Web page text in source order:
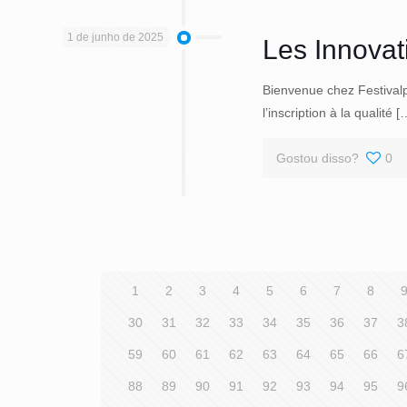
1 de junho de 2025 Les
Bienvenue chez
l’inscription à la qualité
Gostou disso? 0
1 2 3 4 5 6 7 8 9
30 31 32 33 34 35 36 37
59 60 61 62 63 64 65 66
88 89 90 91 92 93 94 95